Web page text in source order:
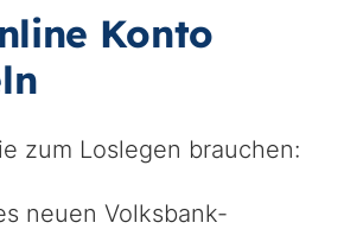
Konto
zum Loslegen brauchen:
neuen Volksbank-